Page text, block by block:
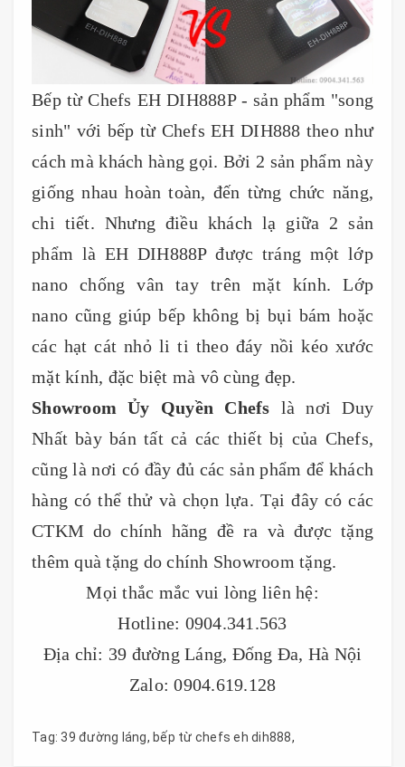
Bếp từ Chefs EH DIH888P - sản phẩm "song
sinh" với bếp từ Chefs EH DIH888 theo như
cách mà khách hàng gọi. Bởi 2 sản phẩm này
giống nhau hoàn toàn, đến từng chức năng,
chi tiết. Nhưng điều khách lạ giữa 2 sản
phẩm là EH DIH888P được tráng một lớp
nano chống vân tay trên mặt kính. Lớp
nano cũng giúp bếp không bị bụi bám hoặc
các hạt cát nhỏ li ti theo đáy nồi kéo xước
mặt kính, đặc biệt mà vô cùng đẹp.
Showroom Ủy Quyền Chefs là nơi Duy
Nhất bày bán tất cả các thiết bị của Chefs,
cũng là nơi có đầy đủ các sản phẩm để khách
hàng có thể thử và chọn lựa. Tại đây có các
CTKM do chính hãng đề ra và được tặng
thêm quà tặng do chính Showroom tặng.
Mọi thắc mắc vui lòng liên hệ:
Hotline: 0904.341.563
Địa chỉ: 39 đường Láng, Đống Đa, Hà Nội
Zalo: 0904.619.128
Tag: 39 đường láng, bếp từ chefs eh dih888,